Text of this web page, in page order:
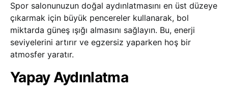
Spor salonunuzun doğal aydınlatmasını en üst düzeye
çıkarmak için büyük pencereler kullanarak, bol
miktarda güneş ışığı almasını sağlayın. Bu, enerji
seviyelerini artırır ve egzersiz yaparken hoş bir
atmosfer yaratır.
Yapay Aydınlatma